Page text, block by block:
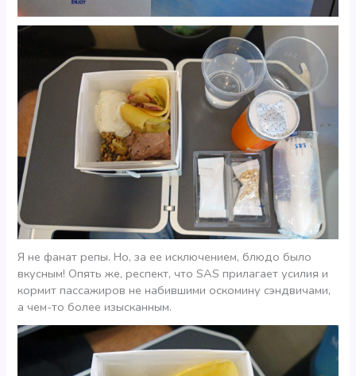
Я не фанат репы. Но, за ее исключением, блюдо было
вкусным! Опять же, респект, что SAS прилагает усилия и
кормит пассажиров не набившими оскомину сэндвичами,
а чем-то более изысканным.